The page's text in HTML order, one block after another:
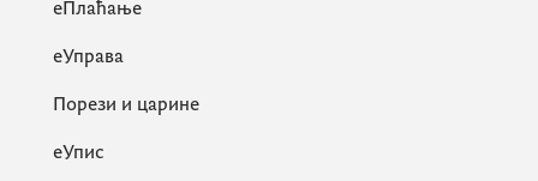
eПлаћање
еУправа
Порези и царине
eУпис